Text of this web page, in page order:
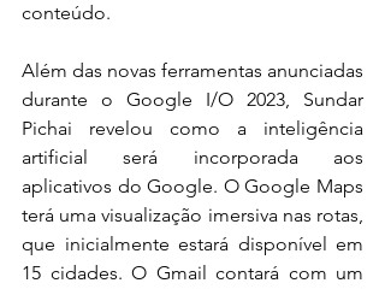
conteúdo.
Além das novas ferramentas anunciadas
durante o Google I/O 2023, Sundar
Pichai revelou como a inteligência
artificial será incorporada aos
aplicativos do Google. O Google Maps
terá uma visualização imersiva nas rotas,
que inicialmente estará disponível em
15 cidades. O Gmail contará com um